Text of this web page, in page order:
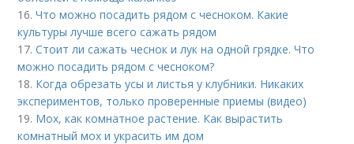
16.Что можно посадить рядом с чесноком. Какие
культуры лучше всего сажать рядом
17.Стоит ли сажать чеснок и лук на одной грядке. Что
можно посадить рядом с чесноком?
18. Когда обрезать усы и листья у клубники. Никаких
экспериментов, только проверенные приемы (видео)
19. Мох, как комнатное растение. Как вырастить
комнатный мох и украсить им дом